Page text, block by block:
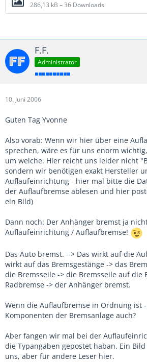
286,13 kB – 36 Downloads
F.F.
Administrator
10. Juni 2006
Guten Tag Yvonne
Also vorab: Wenn wir hier über eine
sprechen, wäre es für uns enorm
um welche. Hier reicht uns leider nicht
sondern wir benötigen exakt Hersteller
Auflaufeinrichtung - hier mal bitte die
der Auflaufbremse ablesen und hier
ein Bild)
Dann noch: Der Anhänger bremst ja
Auflaufeinrichtung / Auflaufbremse!
Das Auto bremst. - > Das wirkt auf die
wirkt auf das Bremsgestänge -> das
die Bremsseile -> die Bremsseile auf die
Radbremse -> der Anhänger bremst.
Wenn die Auflaufbremse in Ordnung ist
Komponenten der Bremsanlage auch?
Aber fangen wir mal bei der
die Typangaben gepostet haban. Ein
uns, aber für andere Leser hier.